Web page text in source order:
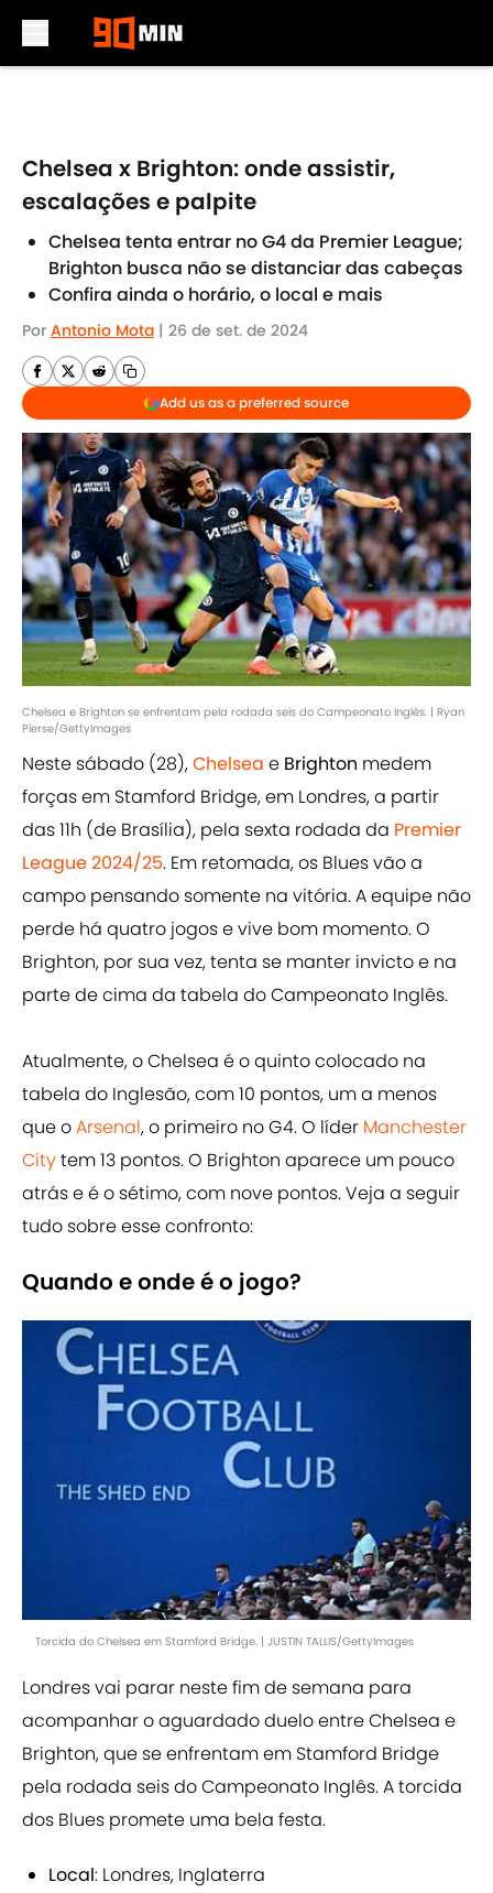
Chelsea x Brighton: onde assistir,
escalações e palpite
Chelsea tenta entrar no G4 da Premier League;
Brighton busca não se distanciar das cabeças
Confira ainda o horário, o local e mais
Por Antonio Mota | 26 de set. de 2024
Add us as a preferred source
Chelsea e Brighton se enfrentam pela rodada seis do Campeonato Inglês. | Ryan
Pierse/GettyImages
Neste sábado (28),Chelsea e Brighton medem
forças em Stamford Bridge, em Londres, a partir
das 11h (de Brasília), pela sexta rodada da Premier
League 2024/25. Em retomada, os Blues vão a
campo pensando somente na vitória. A equipe não
perde há quatro jogos e vive bom momento. O
Brighton, por sua vez, tenta se manter invicto e na
parte de cima da tabela do Campeonato Inglês.
Atualmente, o Chelsea é o quinto colocado na
tabela do Inglesão, com 10 pontos, um a menos
que oArsenal, o primeiro no G4. O líder Manchester
Citytem 13 pontos. O Brighton aparece um pouco
atrás e é o sétimo, com nove pontos. Veja a seguir
tudo sobre esse confronto:
Quando e onde é o jogo?
Torcida do Chelsea em Stamford Bridge. | JUSTIN TALLIS/GettyImages
Londres vai parar neste fim de semana para
acompanhar o aguardado duelo entre Chelsea e
Brighton, que se enfrentam em Stamford Bridge
pela rodada seis do Campeonato Inglês. A torcida
dos Blues promete uma bela festa.
Local: Londres, Inglaterra